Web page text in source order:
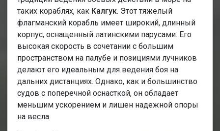
таких кораблях, как Калгук. Этот тяжелый
флагманский корабль имеет широкий, длинный
корпус, оснащенный латинскими парусами. Его
высокая скорость в сочетании с большим
пространством на палубе и позициями лучников
делают его идеальным для ведения боя на
дальних дистанциях. Однако, как и большинство
судов с поперечной оснасткой, он обладает
меньшим ускорением и лишен надежной опоры
на весла.